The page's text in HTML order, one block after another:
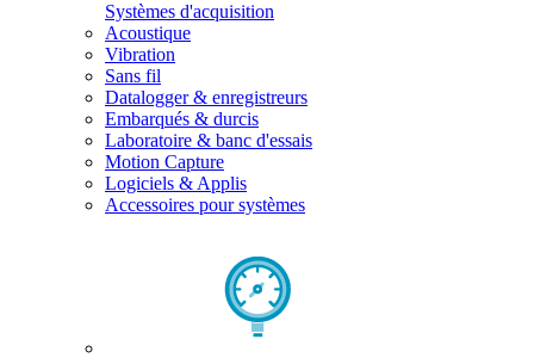
Systèmes d'acquisition
Acoustique
Vibration
Sans fil
Datalogger & enregistreurs
Embarqués & durcis
Laboratoire & banc d'essais
Motion Capture
Logiciels & Applis
Accessoires pour systèmes